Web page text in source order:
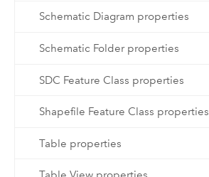
Schematic Diagram properties
Schematic Folder properties
SDC Feature Class properties
Shapefile Feature Class properties
Table properties